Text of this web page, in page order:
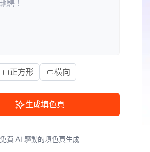
正方形 橫向
生成填色頁
免費 AI 驅動的填色頁生成